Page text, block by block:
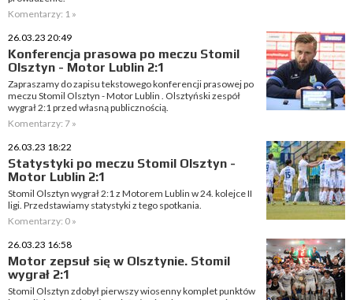
Komentarzy: 1 »
26.03.23 20:49
Konferencja prasowa po meczu Stomil
Olsztyn - Motor Lublin 2:1
Zapraszamy do zapisu tekstowego konferencji prasowej po
meczu Stomil Olsztyn - Motor Lublin . Olsztyński zespół
wygrał 2:1 przed własną publicznością.
Komentarzy: 7 »
26.03.23 18:22
Statystyki po meczu Stomil Olsztyn -
Motor Lublin 2:1
Stomil Olsztyn wygrał 2:1 z Motorem Lublin w 24. kolejce II
ligi. Przedstawiamy statystyki z tego spotkania.
Komentarzy: 0 »
26.03.23 16:58
Motor zepsuł się w Olsztynie. Stomil
wygrał 2:1
Stomil Olsztyn zdobył pierwszy wiosenny komplet punktów